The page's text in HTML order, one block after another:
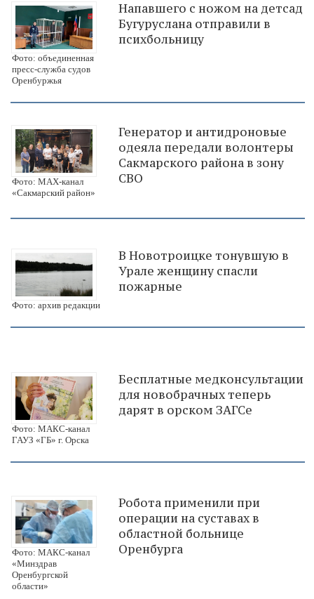
Фото: объединенная
пресс-служба судов
Оренбуржья
Напавшего с ножом на детсад
Бугуруслана отправили в
психбольницу
Фото: МАХ-канал
«Сакмарский район»
Генератор и антидроновые
одеяла передали волонтеры
Сакмарского района в зону
СВО
Фото: архив редакции
В Новотроицке тонувшую в
Урале женщину спасли
пожарные
Фото: МАКС-канал
ГАУЗ «ГБ» г. Орска
Бесплатные медконсультации
для новобрачных теперь
дарят в орском ЗАГСе
Фото: МАКС-канал
«Минздрав
Оренбургской
области»
Робота применили при
операции на суставах в
областной больнице
Оренбурга